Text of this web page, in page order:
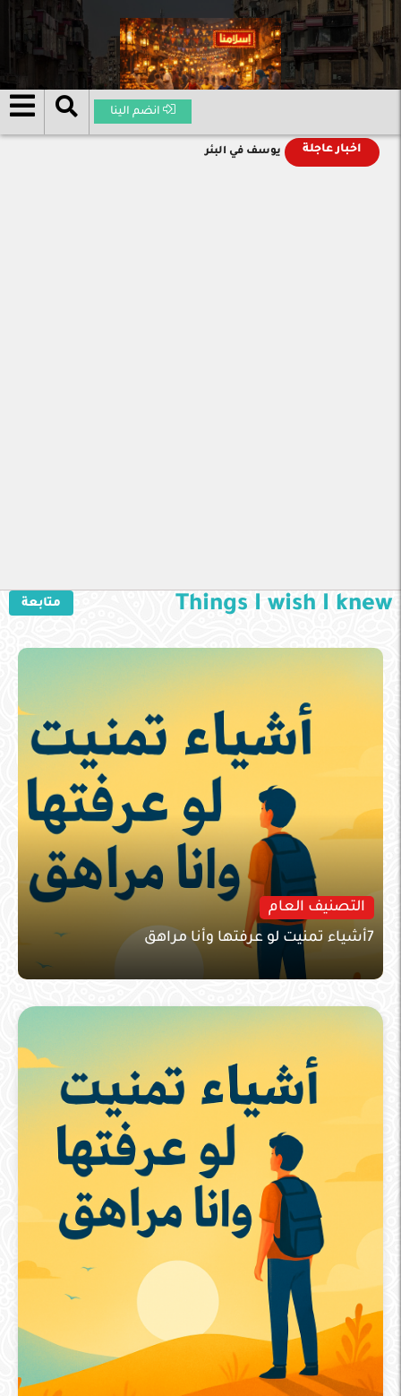
انضم الينا
اخبار عاجلة يوسف في البئر
Things I wish I knew متابعة
التصنيف العام
7أشياء تمنيت لو عرفتها وأنا مراهق